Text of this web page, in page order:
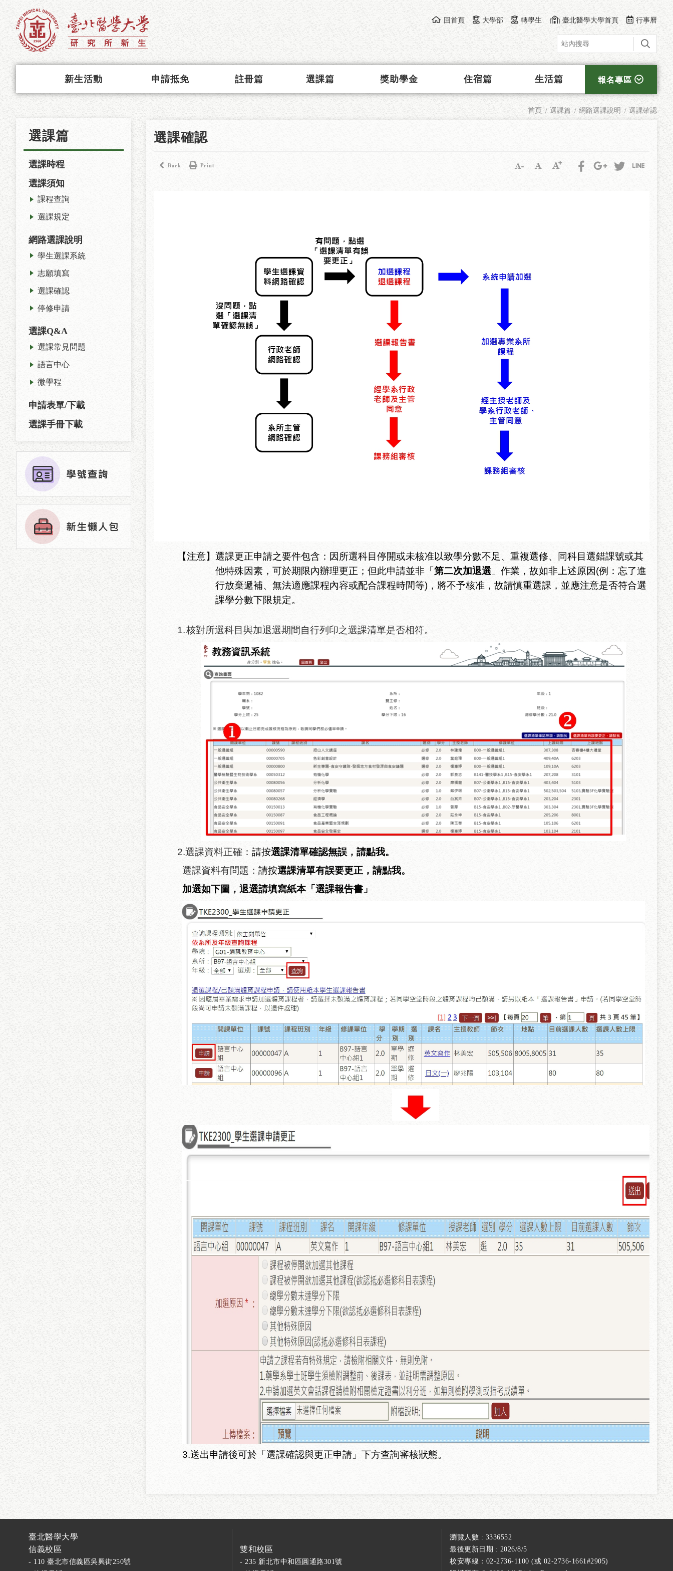
回首頁 大學部 轉學生 臺北醫學大學首頁 行事曆
新生活動 申請抵免 註冊篇 選課篇 獎助學金 住宿篇 生活篇 報名專區
選課篇
選課時程
選課須知
課程查詢
選課規定
網路選課說明
學生選課系統
志願填寫
選課確認
停修申請
選課Q&A
選課常見問題
語言中心
微學程
申請表單/下載
選課手冊下載
首頁 選課篇 網路選課說明 選課確認
選課確認
Back Print
【注意】選課更正申請之要件包含：因所選科目停開或未核准以致學分數不足、重複選修、同科目選錯課號或其
他特殊因素，可於期限內辦理更正；但此申請並非「 第二次加退選 」作業，故如非上述原因(例： 忘了進
行放棄遞補、無法適應課程內容或配合課程時間等)，將不予核准，故請慎重選課，並應注意是否符合選
課學分數下限規定。
1.核對所選科目與加退選期間自行列印之選課清單是否相符。
2.選課資料正確：請按選課清單確認無誤，請點我。
選課資料有問題 ：請按選課清單有誤要更正，請點我。
加選如下圖，退選請填寫紙本「選課報告書」
3.送出申請後可於「選課確認與更正申請」下方查詢審核狀態。
臺北醫學大學
信義校區
- 110 臺北市信義區吳興街250號
雙和校區
- 235 新北市中和區圓通路301號
瀏覽人數 : 3336552
最後更新日期 : 2026/8/5
校安專線：02-2736-1100 (或 02-2736-1661#2905)